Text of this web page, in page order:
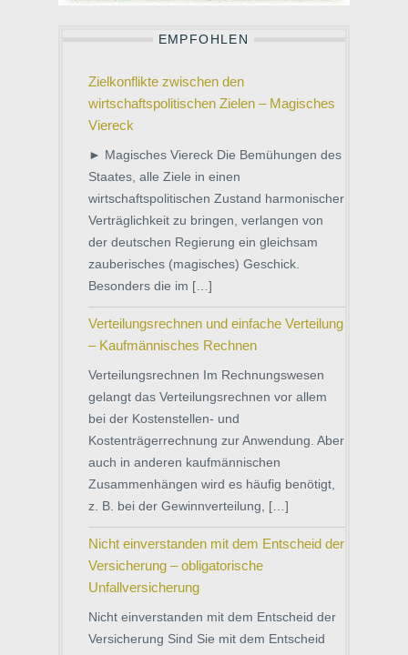
EMPFOHLEN
Zielkonflikte zwischen den
wirtschaftspolitischen Zielen – Magisches
Viereck
► Magisches Viereck Die Bemühungen des
Staates, alle Ziele in einen
wirtschaftspolitischen Zustand harmonischer
Verträglichkeit zu bringen, verlangen von
der deutschen Regierung ein gleichsam
zauberisches (magisches) Geschick.
Besonders die im […]
Verteilungsrechnen und einfache Verteilung
– Kaufmännisches Rechnen
Verteilungsrechnen Im Rechnungswesen
gelangt das Verteilungsrechnen vor allem
bei der Kostenstellen- und
Kostenträgerrechnung zur Anwendung. Aber
auch in anderen kaufmännischen
Zusammenhängen wird es häufig benötigt,
z. B. bei der Gewinnverteilung, […]
Nicht einverstanden mit dem Entscheid der
Versicherung – obligatorische
Unfallversicherung
Nicht einverstanden mit dem Entscheid der
Versicherung Sind Sie mit dem Entscheid